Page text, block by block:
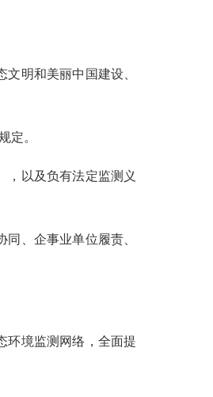
明和美丽中国建设、
定。
，以及负有法定监测义
、企事业单位履责、
环境监测网络，全面提